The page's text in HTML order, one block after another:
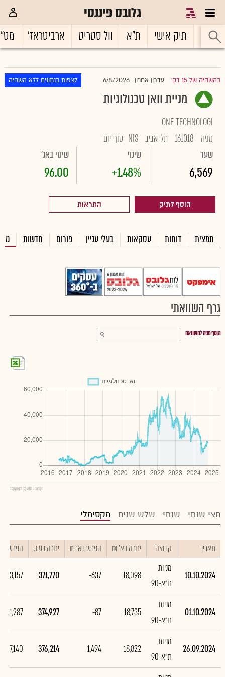
גלובס פיננסי
ראשי תיק אישי ת"א וול סטריט ארביטראז'
בהשהיה של 15 דק' עדכון אחרון 6/8/2026 לצפות בנתונים ללא השהיה
מניית וואן טכנולוגיות
ONE TECHNOLOGI
מניה
161018 תל-אביב NIS סוף יום
שער
6,569
שינוי
+1.48%
שינוי באג'
96.00
הוסף לתיק התראות
תמצית דוחות עסקאות בעלי עניין פורום חדשות
גרף השוואתי
הוסף מניה להשוואה
Copyright (c) 2016 Chart.js
חצי שנתי שנתי שלש שנים מקסימלי
תאריך קבוצה יתרה בא' ₪ הפרש בא' ₪ יתרה בע.נ. הפרש
10.10.2024
מניות
ת"א-90
18,098
-637
371,770
-3,157
01.10.2024
מניות
ת"א-90
18,735
-87
374,927
-1,287
26.09.2024
מניות
ת"א-90
18,822
1,494
376,214
7,140